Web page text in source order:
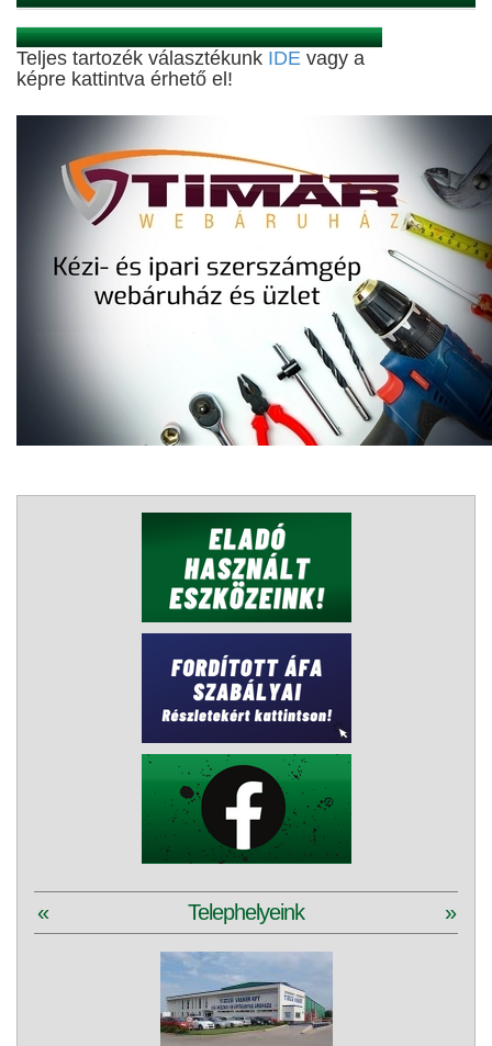
Teljes tartozék választékunk IDE vagy a
képre kattintva érhető el!
Telephelyeink
« »